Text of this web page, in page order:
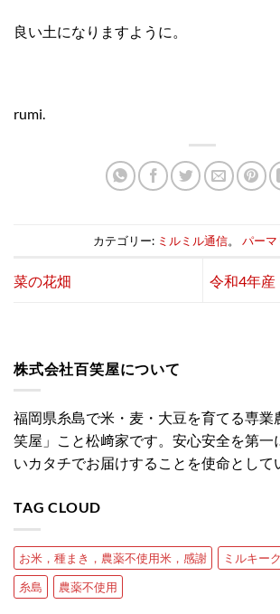
良い土になりますように。
rumi.
カテゴリー: ミルミル通信。 パーマ
菜の花畑 令和4年
株式会社百笑屋について
福岡県糸島で米・麦・大豆を育てる専業
笑屋」こと松﨑家です。安心安全を第一
いカタチでお届けすることを使命として
TAG CLOUD
お米，種まき，農薬不使用米，感謝 ミルキー
糸島
農薬不使用